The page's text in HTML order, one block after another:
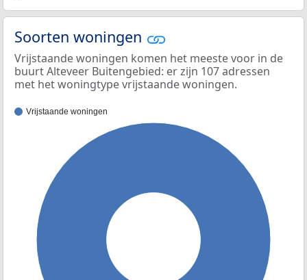
Soorten woningen
Vrijstaande woningen komen het meeste voor in de
buurt Alteveer Buitengebied: er zijn 107 adressen
met het woningtype vrijstaande woningen.
Vrijstaande woningen